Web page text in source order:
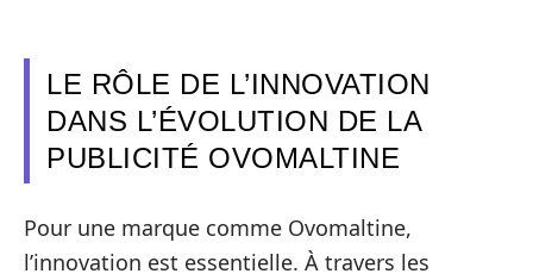
LE RÔLE DE L’INNOVATION
DANS L’ÉVOLUTION DE LA
PUBLICITÉ OVOMALTINE
Pour une marque comme Ovomaltine,
l’innovation est essentielle. À travers les